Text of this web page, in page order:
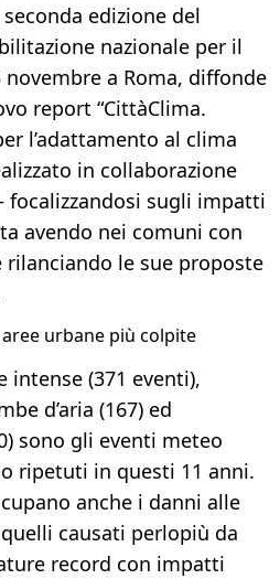
edizione del
nazionale per il
a Roma, diffonde
report “CittàClima.
l’adattamento al clima
in collaborazione
focalizzandosi sugli impatti
avendo nei comuni con
le sue proposte
urbane più colpite
(371 eventi),
d’aria (167) ed
sono gli eventi meteo
ripetuti in questi 11 anni.
anche i danni alle
causati perlopiù da
record con impatti